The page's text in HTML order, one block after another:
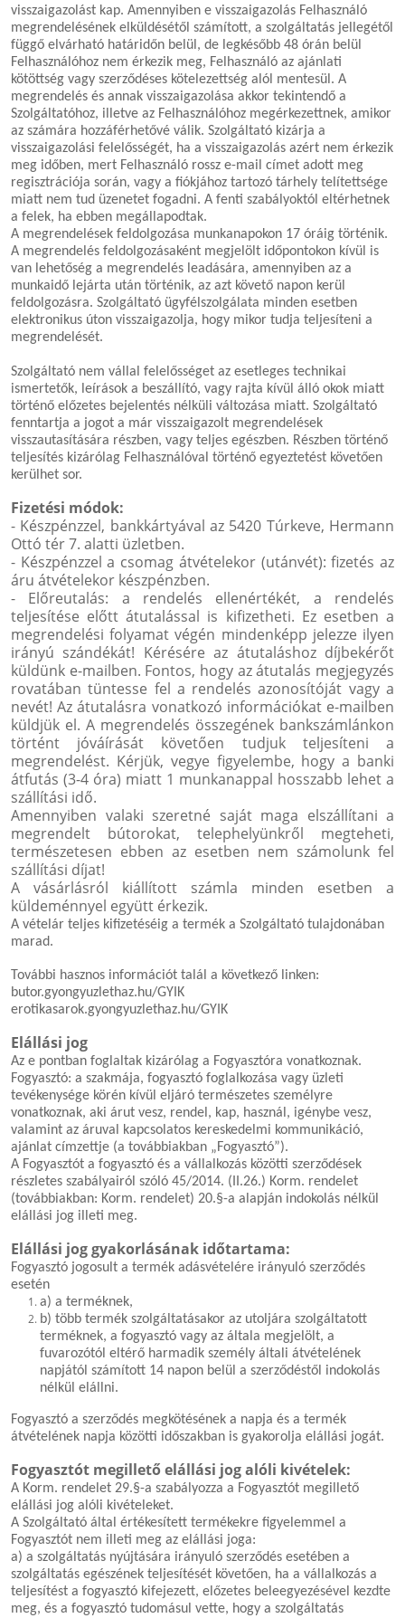
visszaigazolást kap. Amennyiben e visszaigazolás Felhasználó
megrendelésének elküldésétől számított, a szolgáltatás jellegétől
függő elvárható határidőn belül, de legkésőbb 48 órán belül
Felhasználóhoz nem érkezik meg, Felhasználó az ajánlati
kötöttség vagy szerződéses kötelezettség alól mentesül. A
megrendelés és annak visszaigazolása akkor tekintendő a
Szolgáltatóhoz, illetve az Felhasználóhoz megérkezettnek, amikor
az számára hozzáférhetővé válik. Szolgáltató kizárja a
visszaigazolási felelősségét, ha a visszaigazolás azért nem érkezik
meg időben, mert Felhasználó rossz e-mail címet adott meg
regisztrációja során, vagy a fiókjához tartozó tárhely telítettsége
miatt nem tud üzenetet fogadni. A fenti szabályoktól eltérhetnek
a felek, ha ebben megállapodtak.
A megrendelések feldolgozása munkanapokon 17 óráig történik.
A megrendelés feldolgozásaként megjelölt időpontokon kívül is
van lehetőség a megrendelés leadására, amennyiben az a
munkaidő lejárta után történik, az azt követő napon kerül
feldolgozásra. Szolgáltató ügyfélszolgálata minden esetben
elektronikus úton visszaigazolja, hogy mikor tudja teljesíteni a
megrendelését.
Szolgáltató nem vállal felelősséget az esetleges technikai
ismertetők, leírások a beszállító, vagy rajta kívül álló okok miatt
történő előzetes bejelentés nélküli változása miatt. Szolgáltató
fenntartja a jogot a már visszaigazolt megrendelések
visszautasítására részben, vagy teljes egészben. Részben történő
teljesítés kizárólag Felhasználóval történő egyeztetést követően
kerülhet sor.
Fizetési módok:
- Készpénzzel, bankkártyával az 5420 Túrkeve, Hermann
Ottó tér 7. alatti üzletben.
- Készpénzzel a csomag átvételekor (utánvét): fizetés az
áru átvételekor készpénzben.
- Előreutalás: a rendelés ellenértékét, a rendelés
teljesítése előtt átutalással is kifizetheti. Ez esetben a
megrendelési folyamat végén mindenképp jelezze ilyen
irányú szándékát! Kérésére az átutaláshoz díjbekérőt
küldünk e-mailben. Fontos, hogy az átutalás megjegyzés
rovatában tüntesse fel a rendelés azonosítóját vagy a
nevét! Az átutalásra vonatkozó információkat e-mailben
küldjük el. A megrendelés összegének bankszámlánkon
történt jóváírását követően tudjuk teljesíteni a
megrendelést. Kérjük, vegye figyelembe, hogy a banki
átfutás (3-4 óra) miatt 1 munkanappal hosszabb lehet a
szállítási idő.
Amennyiben valaki szeretné saját maga elszállítani a
megrendelt bútorokat, telephelyünkről megteheti,
természetesen ebben az esetben nem számolunk fel
szállítási díjat!
A vásárlásról kiállított számla minden esetben a
küldeménnyel együtt érkezik.
A vételár teljes kifizetéséig a termék a Szolgáltató tulajdonában
marad.
További hasznos információt talál a következő linken:
butor.gyongyuzlethaz.hu/GYIK
erotikasarok.gyongyuzlethaz.hu/GYIK
Elállási jog
Az e pontban foglaltak kizárólag a Fogyasztóra vonatkoznak.
Fogyasztó: a szakmája, fogyasztó foglalkozása vagy üzleti
tevékenysége körén kívül eljáró természetes személyre
vonatkoznak, aki árut vesz, rendel, kap, használ, igénybe vesz,
valamint az áruval kapcsolatos kereskedelmi kommunikáció,
ajánlat címzettje (a továbbiakban „Fogyasztó”).
A Fogyasztót a fogyasztó és a vállalkozás közötti szerződések
részletes szabályairól szóló 45/2014. (II.26.) Korm. rendelet
(továbbiakban: Korm. rendelet) 20.§-a alapján indokolás nélkül
elállási jog illeti meg.
Elállási jog gyakorlásának időtartama:
Fogyasztó jogosult a termék adásvételére irányuló szerződés
esetén
a) a terméknek,
b) több termék szolgáltatásakor az utoljára szolgáltatott
terméknek, a fogyasztó vagy az általa megjelölt, a
fuvarozótól eltérő harmadik személy általi átvételének
napjától számított 14 napon belül a szerződéstől indokolás
nélkül elállni.
Fogyasztó a szerződés megkötésének a napja és a termék
átvételének napja közötti időszakban is gyakorolja elállási jogát.
Fogyasztót megillető elállási jog alóli kivételek:
A Korm. rendelet 29.§-a szabályozza a Fogyasztót megillető
elállási jog alóli kivételeket.
A Szolgáltató által értékesített termékekre figyelemmel a
Fogyasztót nem illeti meg az elállási joga:
a) a szolgáltatás nyújtására irányuló szerződés esetében a
szolgáltatás egészének teljesítését követően, ha a vállalkozás a
teljesítést a fogyasztó kifejezett, előzetes beleegyezésével kezdte
meg, és a fogyasztó tudomásul vette, hogy a szolgáltatás